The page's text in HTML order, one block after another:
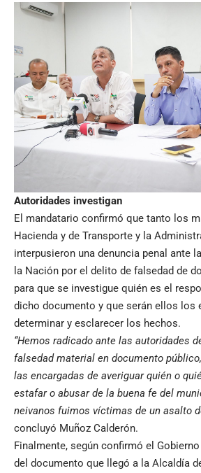
Autoridades investigan
El mandatario confirmó que tanto los
Hacienda y de Transporte y la
interpusieron una denuncia penal ante
la Nación por el delito de falsedad de
para que se investigue quién es el
dicho documento y que serán ellos los
determinar y esclarecer los hechos.
“Hemos radicado ante las autoridades
falsedad material en documento
las encargadas de averiguar quién o
estafar o abusar de la buena fe del
neivanos fuimos víctimas de un asalto
concluyó Muñoz Calderón.
Finalmente, según confirmó el
del documento que llegó a la Alcaldía